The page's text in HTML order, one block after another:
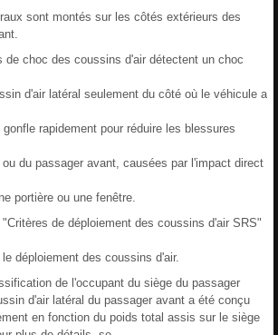
sont montés sur les côtés extérieurs des
de choc des coussins d'air détectent un choc
d'air latéral seulement du côté où le véhicule a
rapidement pour réduire les blessures
du passager avant, causées par l'impact direct
portière ou une fenêtre.
de déploiement des coussins d'air SRS"
déploiement des coussins d'air.
de l'occupant du siège du passager
d'air latéral du passager avant a été conçu
en fonction du poids total assis sur le siège